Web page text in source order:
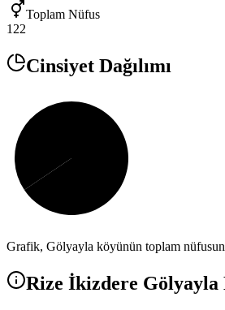
Toplam Nüfus
122
Cinsiyet Dağılımı
Grafik, Gölyayla köyünün toplam
Rize İkizdere Gölyayla